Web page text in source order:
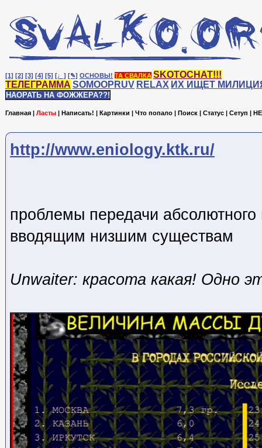
[1] [2] [3] [4] [5] [♩] [✎] ОСНОВЫ! ТА СВАЛКА SKOTOCHAT!!!
ТЕЛЕГРАММА SOMOOPRUV RELAX ИХ ИЩЕТ
НАОРАТЬ НА ФОЖЖЕРА??!
Главная | Ласты | Написать! | Картинки | Что попало | Поиск | Статус | Сетуп |
http://www.eniology.ktk.ru/
проблемы передачи абсолютного
вводящим низшим существам
Unwaiter: красота какая! Одно